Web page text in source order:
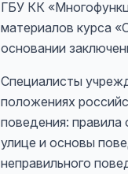
ГБУ КК
материалов курса
основании
Специалисты
положениях
поведения:
улице и основы
неправильного